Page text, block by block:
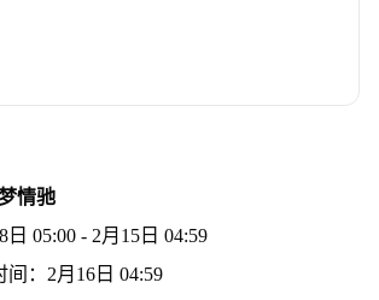
情驰
05:00 - 2月15日 04:59
：2月16日 04:59